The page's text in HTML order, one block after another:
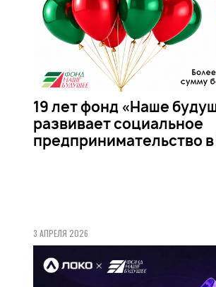
19 лет фонд «Наше
развивает социальное
предпринимательство
3 АПРЕЛЯ 2026